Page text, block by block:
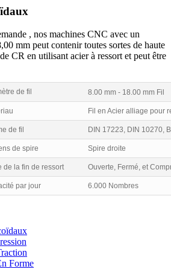
, nos machines CNC avec un
mm peut contenir toutes sortes de haute
CR en utilisant acier à ressort et peut être
de fil 8.00 mm - 18.00 mm Fil
Fil en Acier alliage pour
de fil DIN 17223, DIN 10270,
de spire Spire droite
de la fin de ressort Ouverte, Fermé, et
par jour 6.000 Nombres
Forme